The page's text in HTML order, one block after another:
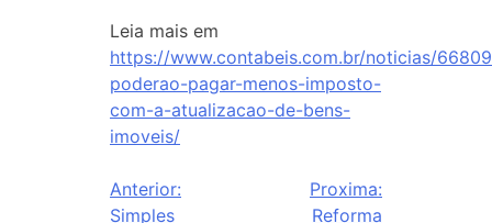
Leia mais em
https://www.contabeis.com.br/noticias/
poderao-pagar-menos-imposto-
com-a-atualizacao-de-bens-
imoveis/
Anterior:
Simples
Proxima:
Reforma